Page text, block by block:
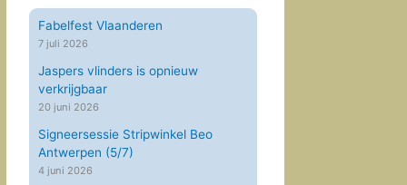
Fabelfest Vlaanderen
7 juli 2026
Jaspers vlinders is opnieuw
verkrijgbaar
20 juni 2026
Signeersessie Stripwinkel Beo
Antwerpen (5/7)
4 juni 2026